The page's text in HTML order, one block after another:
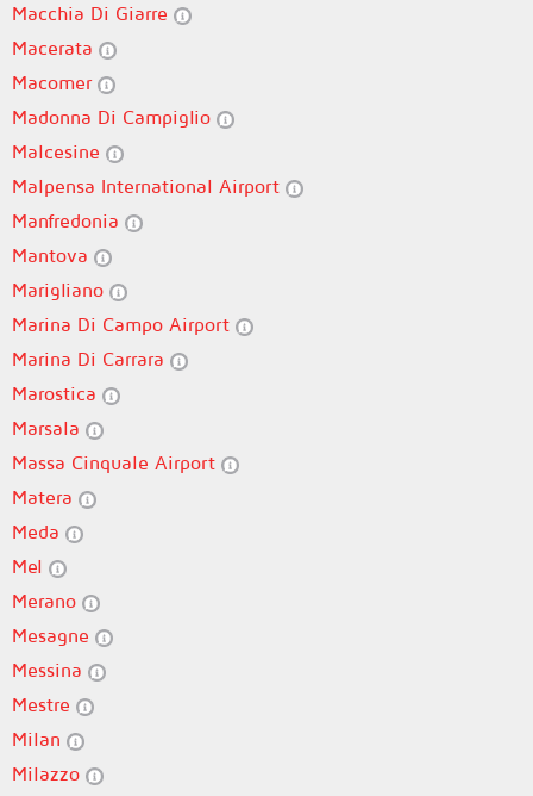
Macchia Di Giarre
Macerata
Macomer
Madonna Di Campiglio
Malcesine
Malpensa International Airport
Manfredonia
Mantova
Marigliano
Marina Di Campo Airport
Marina Di Carrara
Marostica
Marsala
Massa Cinquale Airport
Matera
Meda
Mel
Merano
Mesagne
Messina
Mestre
Milan
Milazzo